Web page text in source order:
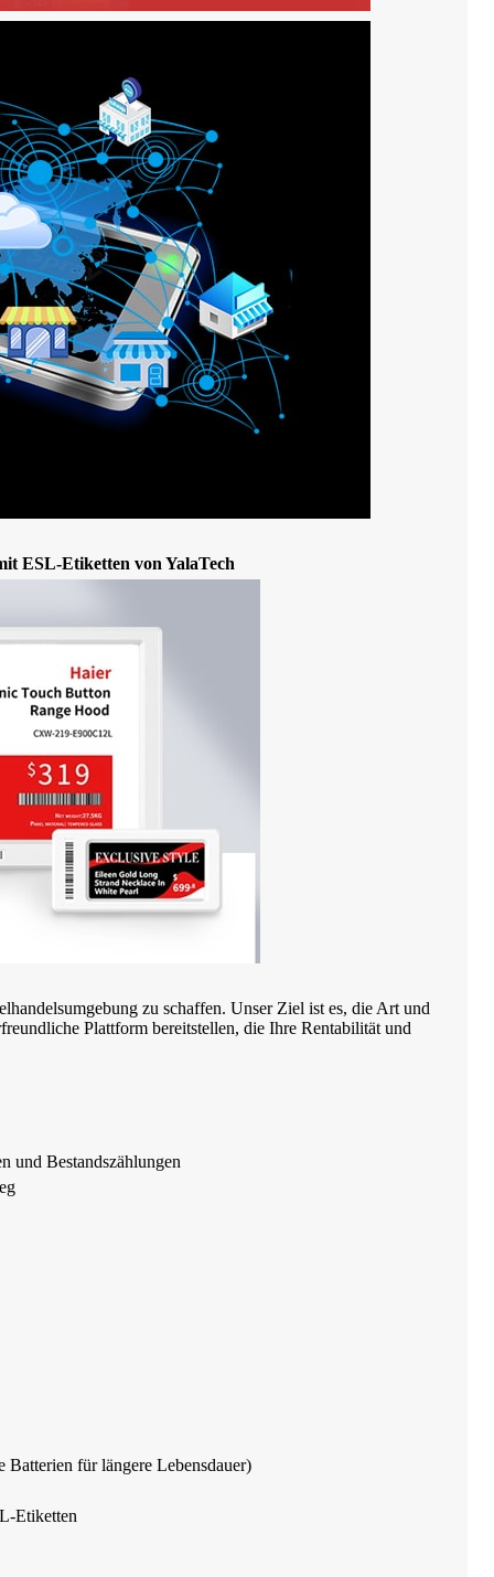
ESL-Etiketten von YalaTech
zu schaffen. Unser Ziel ist es, die Art und
Plattform bereitstellen, die Ihre Rentabilität und
und Bestandszählungen
Batterien für längere Lebensdauer)
Etiketten